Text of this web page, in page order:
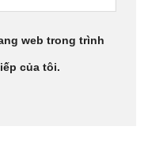
web trong trình
của tôi.